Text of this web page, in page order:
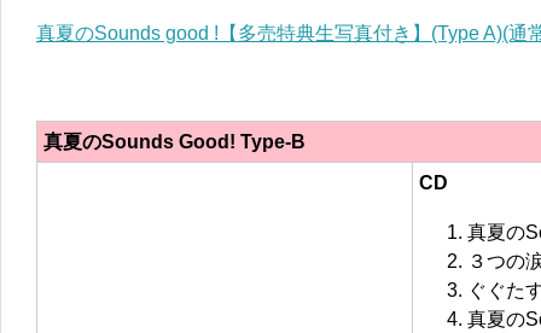
真夏のSounds good !【多売特典生写真付き】(Type A)(通
真夏のSounds Good! Type-B
CD
真夏の
３つの
ぐぐた
真夏の